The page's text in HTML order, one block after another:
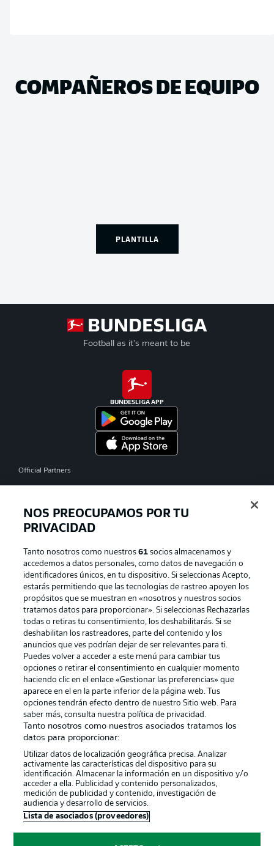
COMPAÑEROS DE EQUIPO
PLANTILLA
Football as it's meant to be
BUNDESLIGA APP
Official Partners
Publicidad Aviso legal
Gestionar las preferencias Declaracion de privacidad
Canales Trabajos
Jugadores Condiciones de uso
Sello Editorial Contacto
© 2026 Bundesliga-Gruppe GmbH
Elegir idioma
NOS PREOCUPAMOS POR TU
PRIVACIDAD
Tanto nosotros como nuestros61 socios almacenamos y
accedemos a datos personales, como datos de navegación o
identificadores únicos, en tu dispositivo. Si seleccionas Acepto,
estarás permitiendo que las tecnologías de rastreo apoyen los
propósitos que se muestran en «nosotros y nuestros socios
tratamos datos para proporcionar». Si seleccionas Rechazarlas
todas o retiras tu consentimiento, los deshabilitarás. Si se
deshabilitan los rastreadores, parte del contenido y los
anuncios que ves podrían dejar de ser relevantes para ti.
Puedes volver a acceder a este menú para cambiar tus
opciones o retirar el consentimiento en cualquier momento
haciendo clic en el enlace «Gestionar las preferencias» que
aparece en el en la parte inferior de la página web. Tus
opciones tendrán efecto dentro de nuestro Sitio web. Para
saber más, consulta nuestra política de privacidad.
Tanto nosotros como nuestros asociados tratamos los
datos para proporcionar:
Utilizar datos de localización geográfica precisa. Analizar
activamente las características del dispositivo para su
identificación. Almacenar la información en un dispositivo y/o
acceder a ella. Publicidad y contenido personalizados,
medición de publicidad y contenido, investigación de
audiencia y desarrollo de servicios.
Lista de asociados (proveedores)